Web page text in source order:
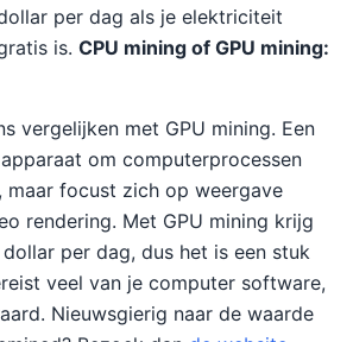
per dag als je elektriciteit
is. CPU mining of GPU mining:
vergelijken met GPU mining. Een
om computerprocessen
maar focust zich op weergave
rendering. Met GPU mining krijg
per dag, dus het is een stuk
veel van je computer software,
Nieuwsgierig naar de waarde